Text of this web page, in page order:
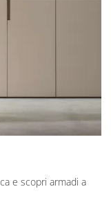
e scopri armadi a